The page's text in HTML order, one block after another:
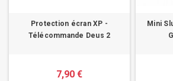
Protection écran XP -
Télécommande Deus 2
7,90 €
Mini